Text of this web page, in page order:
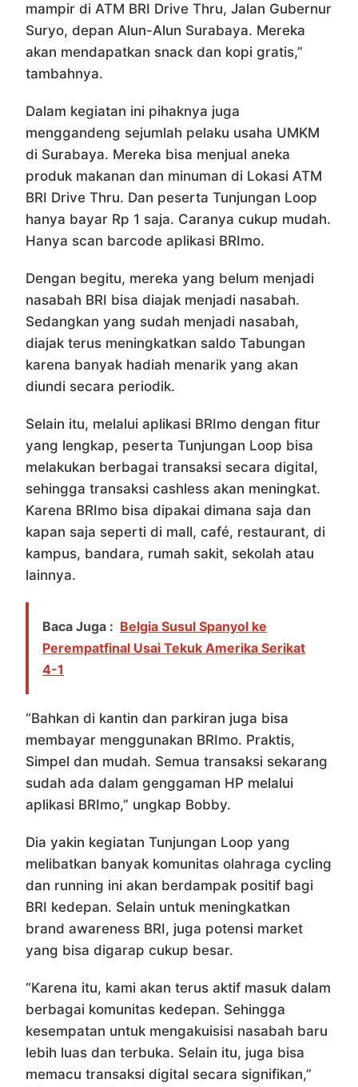
mampir di ATM BRI Drive Thru, Jalan Gubernur
Suryo, depan Alun-Alun Surabaya. Mereka
akan mendapatkan snack dan kopi gratis,”
tambahnya.
Dalam kegiatan ini pihaknya juga
menggandeng sejumlah pelaku usaha UMKM
di Surabaya. Mereka bisa menjual aneka
produk makanan dan minuman di Lokasi ATM
BRI Drive Thru. Dan peserta Tunjungan Loop
hanya bayar Rp 1 saja. Caranya cukup mudah.
Hanya scan barcode aplikasi BRImo.
Dengan begitu, mereka yang belum menjadi
nasabah BRI bisa diajak menjadi nasabah.
Sedangkan yang sudah menjadi nasabah,
diajak terus meningkatkan saldo Tabungan
karena banyak hadiah menarik yang akan
diundi secara periodik.
Selain itu, melalui aplikasi BRImo dengan fitur
yang lengkap, peserta Tunjungan Loop bisa
melakukan berbagai transaksi secara digital,
sehingga transaksi cashless akan meningkat.
Karena BRImo bisa dipakai dimana saja dan
kapan saja seperti di mall, café, restaurant, di
kampus, bandara, rumah sakit, sekolah atau
lainnya.
Baca Juga : Belgia Susul Spanyol ke
Perempatfinal Usai Tekuk Amerika Serikat
4-1
“Bahkan di kantin dan parkiran juga bisa
membayar menggunakan BRImo. Praktis,
Simpel dan mudah. Semua transaksi sekarang
sudah ada dalam genggaman HP melalui
aplikasi BRImo,” ungkap Bobby.
Dia yakin kegiatan Tunjungan Loop yang
melibatkan banyak komunitas olahraga cycling
dan running ini akan berdampak positif bagi
BRI kedepan. Selain untuk meningkatkan
brand awareness BRI, juga potensi market
yang bisa digarap cukup besar.
“Karena itu, kami akan terus aktif masuk dalam
berbagai komunitas kedepan. Sehingga
kesempatan untuk mengakuisisi nasabah baru
lebih luas dan terbuka. Selain itu, juga bisa
memacu transaksi digital secara signifikan,”